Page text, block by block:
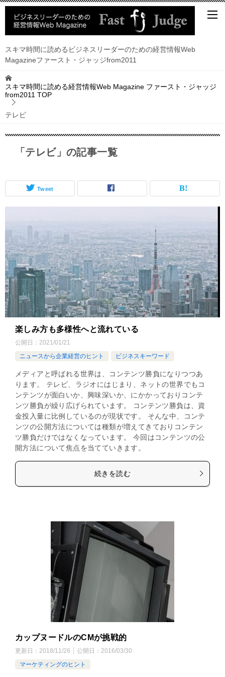
スキマ時間に読めるビジネスリーダーのための経営情報Web
Magazineファースト・ジャッジfrom2011
スキマ時間に読める経営情報Web Magazine ファースト・ジャッジ
from2011 TOP
テレビ
「テレビ」の記事一覧
Tweet
楽しみ方も多様性へと流れている
公開日： 2021/01/21
ニュースから企業経営のヒント
ビジネスキーワード
メディアと呼ばれる世界は、コンテンツ勝負になりつつあ
ります。 テレビ、ラジオにはじまり、ネットの世界でもコ
ンテンツが面白いか、興味深いか、にかかっておりコンテ
ンツ勝負が繰り広げられています。 コンテンツ勝負は、資
金投入量に比例しているのが現状です。 そんな中、コンテ
ンツの公開方法については種類が増えてきておりコンテン
ツ勝負だけではなくなっています。 今回はコンテンツの公
開方法について焦点を当てていきます。
続きを読む
カップヌードルのCMが挑戦的
更新日： 2018/11/26 公開日： 2016/03/30
マーケティングのヒント